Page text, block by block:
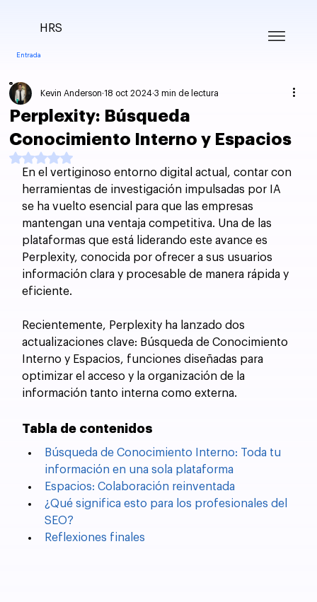
Entrada
HRS
Perplexity: Búsqueda
Conocimiento Interno y Espacios
Kevin Anderson 18 oct 2024 3 min de lectura
Obtuvo NaN de 5 estrellas.
En el vertiginoso entorno digital actual, contar con
herramientas de investigación impulsadas por IA
se ha vuelto esencial para que las empresas
mantengan una ventaja competitiva. Una de las
plataformas que está liderando este avance es
Perplexity, conocida por ofrecer a sus usuarios
información clara y procesable de manera rápida y
eficiente.
Recientemente, Perplexity ha lanzado dos
actualizaciones clave: Búsqueda de Conocimiento
Interno y Espacios, funciones diseñadas para
optimizar el acceso y la organización de la
información tanto interna como externa.
Tabla de contenidos
Búsqueda de Conocimiento Interno: Toda tu
información en una sola plataforma
Espacios: Colaboración reinventada
¿Qué significa esto para los profesionales del
SEO?
Reflexiones finales